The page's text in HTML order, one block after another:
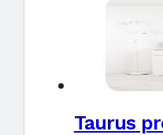
Taurus